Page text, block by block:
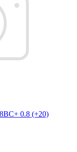
0.8 (+20)